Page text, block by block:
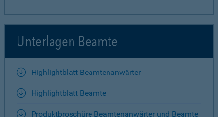
Unterlagen Beamte
Highlightblatt Beamtenanwärter
Highlightblatt Beamte
Produktbroschüre Beamtenanwärter und Beamte